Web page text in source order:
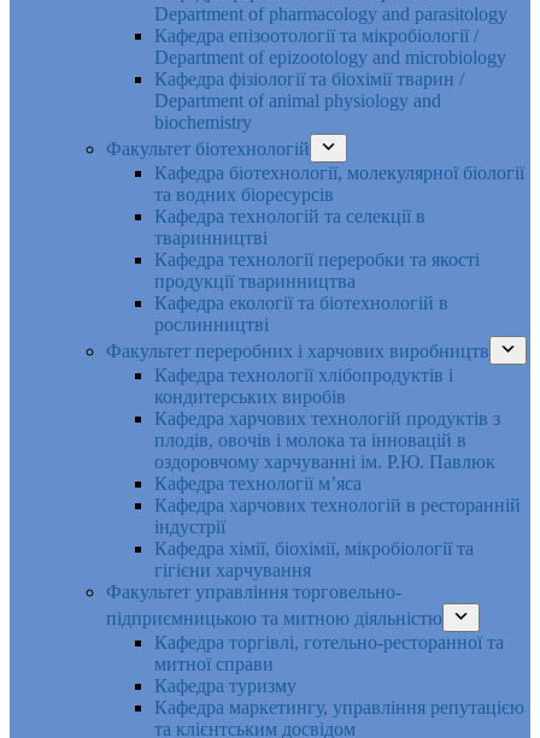
Department of pharmacology and parasitology
Кафедра епізоотології та мікробіології /
Department of epizootology and microbiology
Кафедра фізіології та біохімії тварин /
Department of animal physiology and
biochemistry
Факультет біотехнологій
Кафедра біотехнології, молекулярної біології
та водних біоресурсів
Кафедра технологій та селекції в
тваринництві
Кафедра технології переробки та якості
продукції тваринництва
Кафедра екології та біотехнологій в
рослинництві
Факультет переробних і харчових виробництв
Кафедра технології хлібопродуктів і
кондитерських виробів
Кафедра харчових технологій продуктів з
плодів, овочів і молока та інновацій в
оздоровчому харчуванні ім. Р.Ю. Павлюк
Кафедра технології м’яса
Кафедра харчових технологій в ресторанній
індустрії
Кафедра хімії, біохімії, мікробіології та
гігієни харчування
Факультет управління торговельно-
підприємницькою та митною діяльністю
Кафедра торгівлі, готельно-ресторанної та
митної справи
Кафедра туризму
Кафедра маркетингу, управління репутацією
та клієнтським досвідом